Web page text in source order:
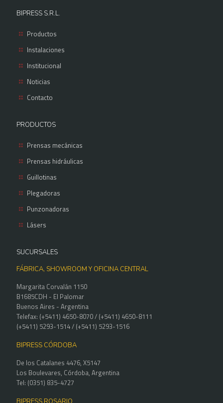
BIPRESS S.R.L.
Productos
Instalaciones
Institucional
Noticias
Contacto
PRODUCTOS
Prensas mecánicas
Prensas hidráulicas
Guillotinas
Plegadoras
Punzonadoras
Lásers
SUCURSALES
FÁBRICA, SHOWROOM Y OFICINA CENTRAL
Margarita Corvalán 1150
B1685CDH - El Palomar
Buenos Aires - Argentina
Telefax: (+5411) 4650-8070 / (+5411) 4650-8111
(+5411) 5293-1514 / (+5411) 5293-1516
BIPRESS CÓRDOBA
De los Catalanes 4476, X5147
Los Boulevares, Córdoba, Argentina
Tel: (0351) 835-4727